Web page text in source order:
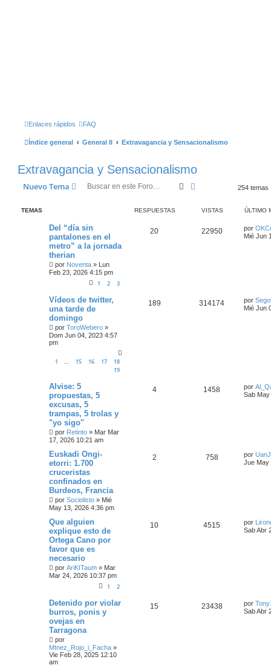
Enlaces rápidos FAQ
Índice general General II Extravagancia y Sensacionalismo
Extravagancia y Sensacionalismo
Nuevo Tema BuscarBúsqueda Avanzada
254 temas
TEMAS RESPUESTAS VISTAS ÚLTIMO
Del “día sin
pantalones en el
metro” a la jornada
therian
por Noventa » Lun
Feb 23, 2026 4:15 pm
1 2 3
20 22950 por
Mié Jun
Vídeos de twitter,
una tarde de
domingo
por ToroWebero »
Dom Jun 04, 2023 4:57
pm
1 15 16 17
18
19
189 314174 por
Mié Jun
Alvise: 5
propuestas, 5
excusas, 5
trampas, 5 trolas y
"yo sigo"
por Retinto » Mar Mar
17, 2026 10:21 am
4 1458 por
Sab
Euskadi Ongi-
etorri: 1.700
cruceristas
confinados en
Burdeos, Francia
por Sociolisto » Mié
May 13, 2026 4:36 pm
2 758 por
Jue May
Que alguien
explique esto de
Ortega Cano por
favor que es
necesario
por AriKITaum » Mar
Mar 24, 2026 10:37 pm
1 2
10 4515 por
Sab Abr
Detenido por violar
burros, ponis y
ovejas en
Tarragona
por
Mtnez_Rojo_i_Facha »
Vie Feb 28, 2025 12:10
am
15 23438 por
Sab Abr